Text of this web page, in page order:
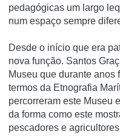
pedagógicas um largo
num espaço sempre
Desde o início que era
nova função. Santos
Museu que durante anos
termos da Etnografia
percorreram este Museu
da forma como este
pescadores e